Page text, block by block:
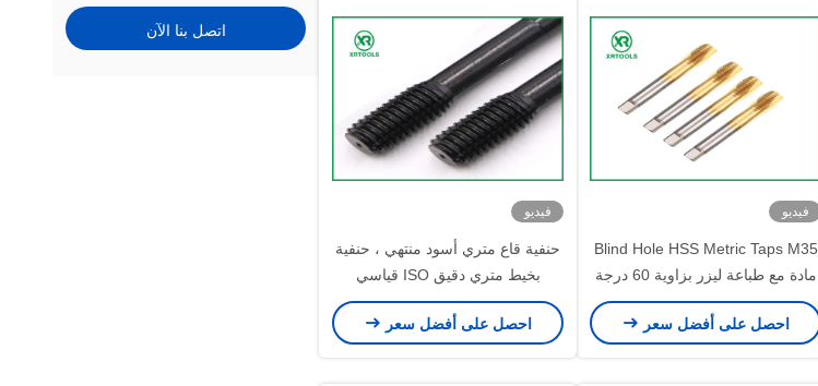
اتصل بنا الآن
فيديو
Blind Hole HSS Metric Taps M35
مادة مع طباعة ليزر بزاوية 60 درجة
احصل على أفضل سعر
فيديو
حنفية قاع متري أسود منتهي ، حنفية
بخيط متري دقيق ISO قياسي
احصل على أفضل سعر